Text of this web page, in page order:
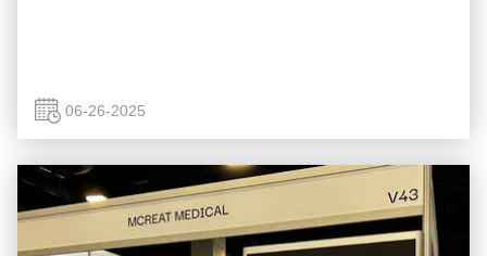
06-26-2025